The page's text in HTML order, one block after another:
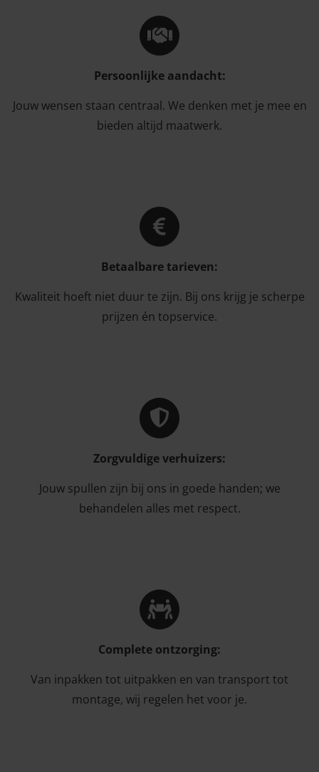
Persoonlijke aandacht:
Jouw wensen staan centraal. We denken met je mee en
bieden altijd maatwerk.
Betaalbare tarieven:
Kwaliteit hoeft niet duur te zijn. Bij ons krijg je scherpe
prijzen én topservice.
Zorgvuldige verhuizers:
Jouw spullen zijn bij ons in goede handen; we
behandelen alles met respect.
Complete ontzorging:
Van inpakken tot uitpakken en van transport tot
montage, wij regelen het voor je.